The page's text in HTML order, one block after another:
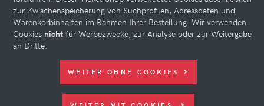
unten Ihre Einstellungen vor.
© 2026 topevents24.de. All rights reserved.
zur Zwischenspeicherung von Suchprofilen, Adressdaten und
Warenkorbinhalten im Rahmen Ihrer Bestellung. Wir verwenden
Cookies nicht für Werbezwecke, zur Analyse oder zur Weitergabe
an Dritte.
WEITER OHNE COOKIES